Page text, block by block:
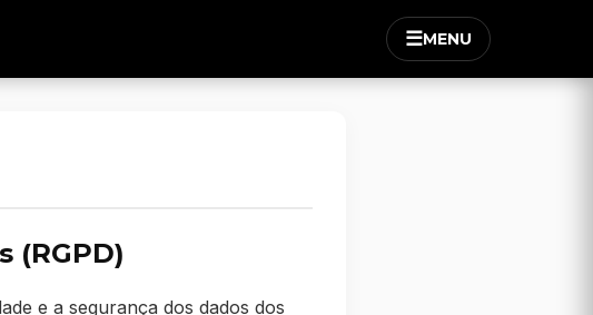
☰MENU
(RGPD)
e a segurança dos dados dos